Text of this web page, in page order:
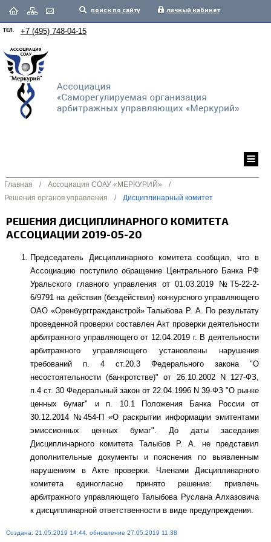
поиск по сайту личный кабинет
ТЕЛ. +7 (495) 748-04-15
Главная / Ассоциация СОАУ «МЕРКУРИЙ»
/
Решения органов управления
/ Дисциплинарный комитет
РЕШЕНИЯ ДИСЦИПЛИНАРНОГО КОМИТЕТА
АССОЦИАЦИИ 2019-05-20
Председатель Дисциплинарного комитета сообщил, что в
Ассоциацию поступило обращение Центрального Банка РФ
Уральского главного управления от 01.03.2019 №Т5-22-2-
6/9791 на действия (бездействия) конкурсного управляющего
ОАО «Оренбурггражданстрой» Талыбова Р. А. По результату
проведенной проверки составлен Акт проверки деятельности
арбитражного управляющего от 12.04.2019 г. В деятельности
арбитражного управляющего установлены нарушения
требований п. 4 ст.20.3 Федерального закона "О
несостоятельности (банкротстве)" от 26.10.2002 N 127-ФЗ,
п.4 ст. 30 Федеральный закон от 22.04.1996 N 39-ФЗ "О рынке
ценных бумаг" и п. 10.1 Положения Банка России от
30.12.2014 №454-П «О раскрытии информации эмитентами
эмиссионных ценных бумаг". До даты заседания
Дисциплинарного комитета Талыбов Р. А. не представил
дополнительные документы и пояснения по выявленным
нарушениям в Акте проверки. Членами Дисциплинарного
комитета единогласно принято решение: привлечь
арбитражного управляющего Талыбова Руслана Алхазовича
к дисциплинарной ответственности в виде предупреждения.
Создана: 21.05.2019 14:44, обновление 27.05.2019 11:38